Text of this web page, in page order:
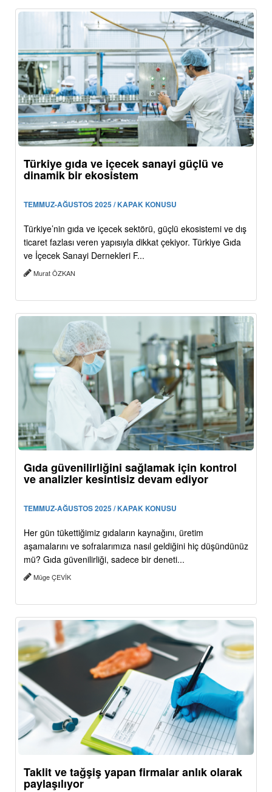
Türkiye gıda ve içecek sanayi güçlü ve
dinamik bir ekosistem
TEMMUZ-AĞUSTOS 2025 / KAPAK KONUSU
Türkiye’nin gıda ve içecek sektörü, güçlü ekosistemi ve dış
ticaret fazlası veren yapısıyla dikkat çekiyor. Türkiye Gıda
ve İçecek Sanayi Dernekleri F...
Murat ÖZKAN
Gıda güvenilirliğini sağlamak için kontrol
ve analizler kesintisiz devam ediyor
TEMMUZ-AĞUSTOS 2025 / KAPAK KONUSU
Her gün tükettiğimiz gıdaların kaynağını, üretim
aşamalarını ve sofralarımıza nasıl geldiğini hiç düşündünüz
mü? Gıda güvenilirliği, sadece bir deneti...
Müge ÇEVİK
Taklit ve tağşiş yapan firmalar anlık olarak
paylaşılıyor